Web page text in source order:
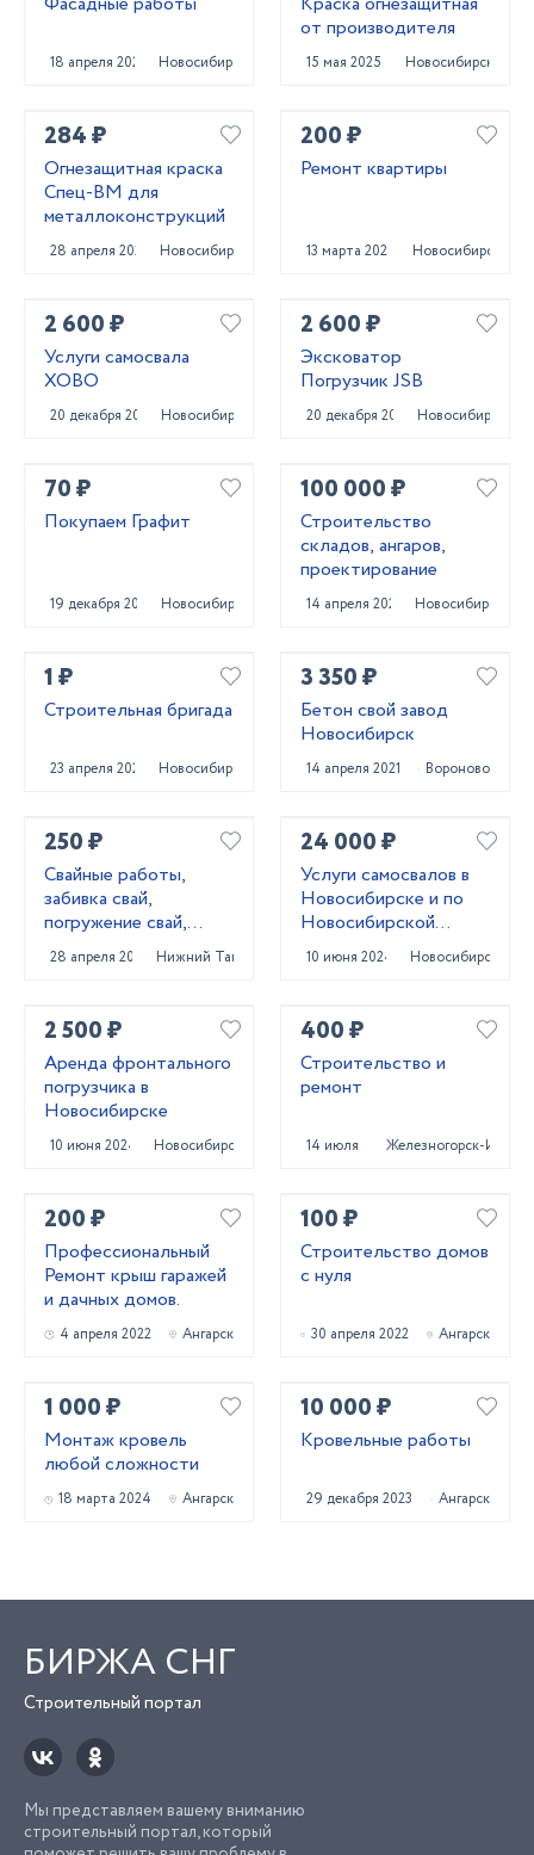
18 апреля 2023 Новосибирск
от производителя
15 мая 2025 Новосибирск
284 ₽
Огнезащитная краска
Спец-ВМ для
металлоконструкций
28 апреля 2025 Новосибирск
200 ₽
Ремонт квартиры
13 марта 2024 Новосибирск
2 600 ₽
Услуги самосвала
ХОВО
20 декабря 2023 Новосибирск
2 600 ₽
Эксковатор
Погрузчик JSB
20 декабря 2023 Новосибирск
70 ₽
Покупаем Графит
19 декабря 2023 Новосибирск
100 000 ₽
Строительство
складов, ангаров,
проектирование
14 апреля 2022 Новосибирск
1 ₽
Строительная бригада
23 апреля 2024 Новосибирск
3 350 ₽
Бетон свой завод
Новосибирск
14 апреля 2021 Вороново
250 ₽
Свайные работы,
забивка свай,
погружение свай,
сваебойные работы,
свайный фундамент
28 апреля 2022 Нижний Тагил
24 000 ₽
Услуги самосвалов в
Новосибирске и по
Новосибирской
области
10 июня 2024 Новосибирск
2 500 ₽
Аренда фронтального
погрузчика в
Новосибирске
10 июня 2024 Новосибирск
400 ₽
Строительство и
ремонт
14 июля 2022Железногорск-
200 ₽
Профессиональный
Ремонт крыш гаражей
и дачных домов.
4 апреля 2022 Ангарск
100 ₽
Строительство домов
с нуля
30 апреля 2022 Ангарск
1 000 ₽
Монтаж кровель
любой сложности
18 марта 2024 Ангарск
10 000 ₽
Кровельные работы
29 декабря 2023 Ангарск
БИРЖА СНГ
Строительный портал
Мы представляем вашему вниманию
строительный портал, который